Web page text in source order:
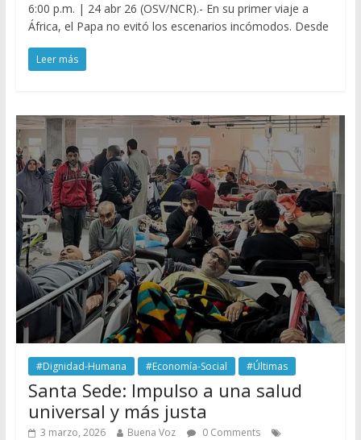
6:00 p.m. | 24 abr 26 (OSV/NCR).- En su primer viaje a
África, el Papa no evitó los escenarios incómodos. Desde
Leer más
#Dignidad-Humana #Economía-Social #Últimas
Santa Sede: Impulso a una salud
universal y más justa
3 marzo, 2026 Buena Voz
0 Comments